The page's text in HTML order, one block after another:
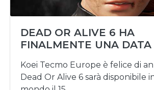
DEAD OR ALIVE 6 HA
FINALMENTE UNA DATA
Koei Tecmo Europe è felice di
Dead Or Alive 6 sarà disponibile